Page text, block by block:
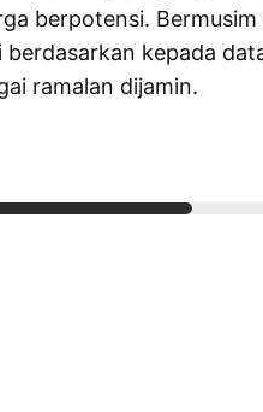
berpotensi.
kepada
ramalan dijamin.